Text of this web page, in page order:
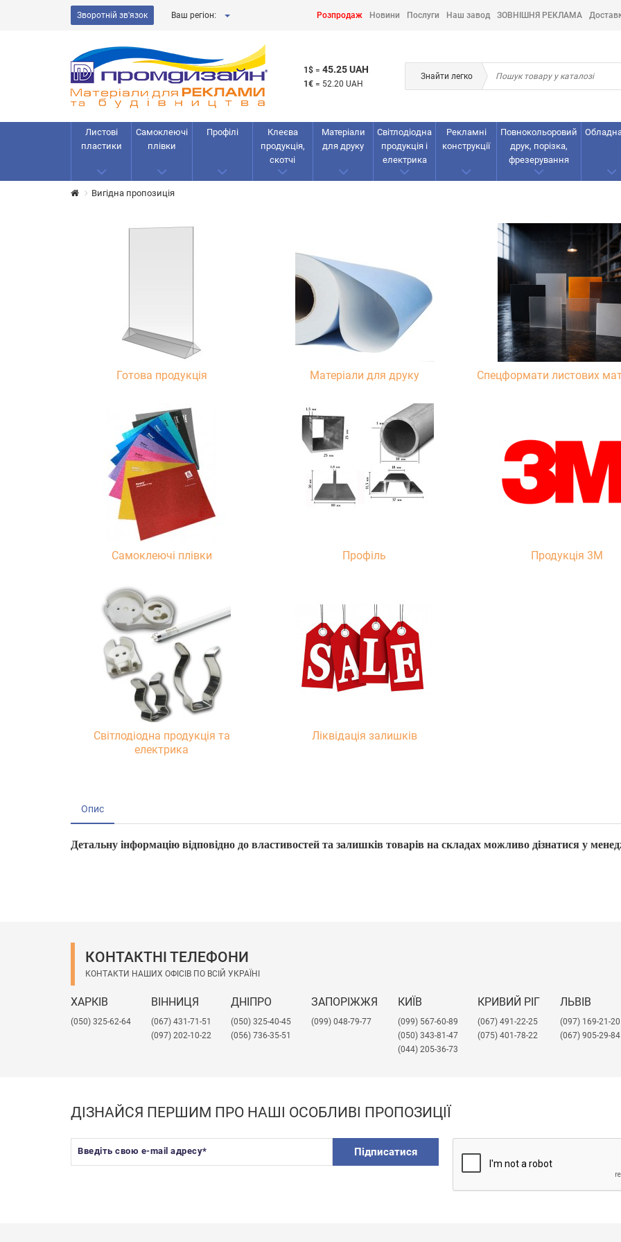
Зворотній зв'язок Ваш регіон: Розпродаж Новини Послуги Наш завод ЗОВНІШНЯ РЕКЛАМА
1$ = 45.25 UAH
1€ = 52.20 UAH
Знайти легко
Листові
пластики
Самоклеючі
плівки
Профілі
Клеєва
продукція,
скотчі
Матеріали
для друку
Світлодіодна
продукція і
електрика
Рекламнi
конструкції
Повнокольоровий
друк, порізка,
фрезерування
Вигідна пропозиція
Готова продукція Матеріали для друку Спецформати листових
Самоклеючі плівки Профіль Продукція 3М
Світлодіодна продукція та
електрика
Ліквідація залишків
Опис
Детальну інформацію відповідно до властивостей та залишків товарів на складах можливо дізнатися у
КОНТАКТНІ ТЕЛЕФОНИ
КОНТАКТИ НАШИХ ОФІСІВ ПО ВСІЙ УКРАЇНІ
ХАРКІВ
(050) 325-62-64
ВІННИЦЯ
(067) 431-71-51
(097) 202-10-22
ДНІПРО
(050) 325-40-45
(056) 736-35-51
ЗАПОРІЖЖЯ
(099) 048-79-77
КИЇВ
(099) 567-60-89
(050) 343-81-47
(044) 205-36-73
КРИВИЙ РІГ
(067) 491-22-25
(075) 401-78-22
ЛЬВІВ
​(097) 169-21-20
(067) 905-29-84
ДІЗНАЙСЯ ПЕРШИМ ПРО НАШІ ОСОБЛИВІ ПРОПОЗИЦІЇ
Введіть свою e-mail адресу* Підписатися